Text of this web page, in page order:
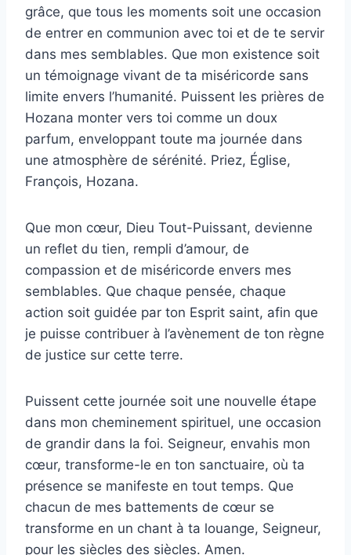
grâce, que tous les moments soit une occasion
de entrer en communion avec toi et de te servir
dans mes semblables. Que mon existence soit
un témoignage vivant de ta miséricorde sans
limite envers l’humanité. Puissent les prières de
Hozana monter vers toi comme un doux
parfum, enveloppant toute ma journée dans
une atmosphère de sérénité. Priez, Église,
François, Hozana.
Que mon cœur, Dieu Tout-Puissant, devienne
un reflet du tien, rempli d’amour, de
compassion et de miséricorde envers mes
semblables. Que chaque pensée, chaque
action soit guidée par ton Esprit saint, afin que
je puisse contribuer à l’avènement de ton règne
de justice sur cette terre.
Puissent cette journée soit une nouvelle étape
dans mon cheminement spirituel, une occasion
de grandir dans la foi. Seigneur, envahis mon
cœur, transforme-le en ton sanctuaire, où ta
présence se manifeste en tout temps. Que
chacun de mes battements de cœur se
transforme en un chant à ta louange, Seigneur,
pour les siècles des siècles. Amen.